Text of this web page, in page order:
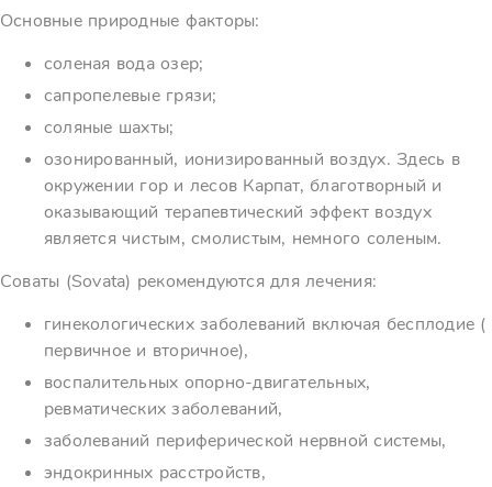
Основные природные факторы:
соленая вода озер;
сапропелевые грязи;
соляные шахты;
озонированный, ионизированный воздух. Здесь в
окружении гор и лесов Карпат, благотворный и
оказывающий терапевтический эффект воздух
является чистым, смолистым, немного соленым.
Соваты (Sovata) рекомендуются для лечения:
гинекологических заболеваний включая бесплодие (
первичное и вторичное),
воспалительных опорно-двигательных,
ревматических заболеваний,
заболеваний периферической нервной системы,
эндокринных расстройств,